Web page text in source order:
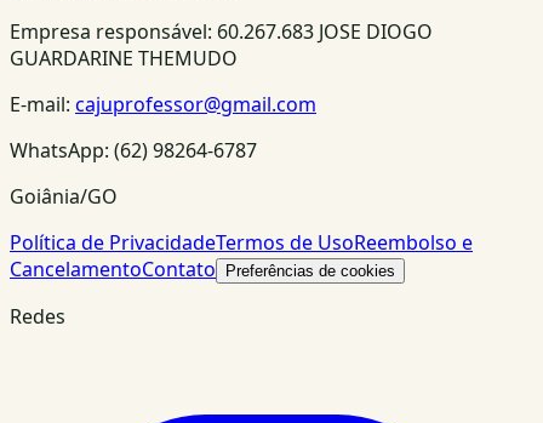
Empresa responsável: 60.267.683 JOSE DIOGO
GUARDARINE THEMUDO
E-mail: cajuprofessor@gmail.com
WhatsApp: (62) 98264-6787
Goiânia/GO
Política de PrivacidadeTermos de UsoReembolso e
CancelamentoContato Preferências de cookies
Redes